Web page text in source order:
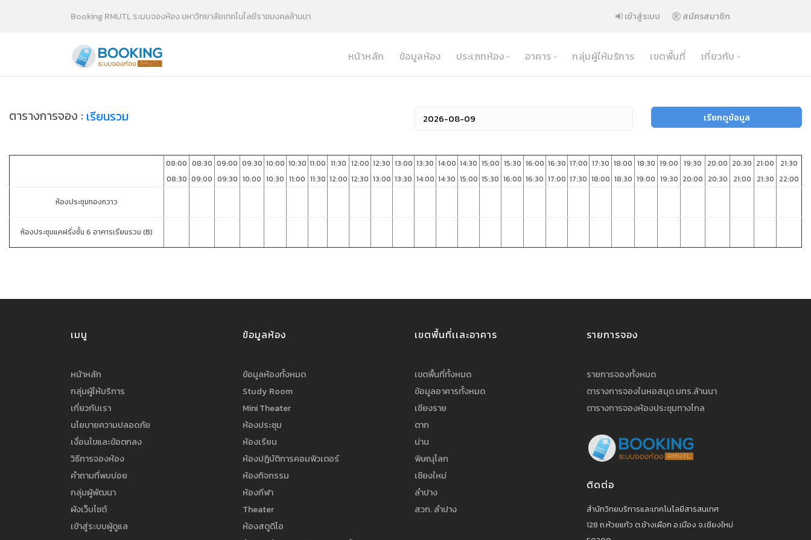
Booking RMUTL ระบบจองห้อง มหาวิทยาลัยเทคโนโลยีราชมงคลล้านนา เข้าสู่ระบบ สมัครสมาชิก
หน้าหลัก ข้อมูลห้อง ประเภทห้อง
Mini Theater
ห้องเรียน
ห้องปฎิบัติการคอมพิวเตอร์
ห้องกิจกรรม
ห้องสตูดิโอ
อาคาร
ตารางการจอง อาคารเฉลิมพระเกียรติฯ
ตารางการจอง อาคารเรียนรวม
ตารางการจอง อาคารบริหารธุรกิจ 1
กลุ่มผู้ให้บริการ เขตพื้นที่ เกี่ยวกับ
เงื่อนไขและข้อตกลง
คำถามที่พบบ่อย
ตารางการจอง : เรียนรวม เรียกดูข้อมูล
08:00
08:30
08:30
09:00
09:00
09:30
09:30
10:00
10:00
10:30
10:30
11:00
11:00
11:30
11:30
12:00
12:00
12:30
12:30
13:00
13:00
13:30
13:30
14:00
14:00
14:30
14:30
15:00
15:00
15:30
15:30
16:00
16:00
16:30
16:30
17:00
17:00
17:30
17:30
18:00
18:00
18:30
18:30
19:00
19:00
19:30
19:30
20:00
20:00
20:30
20:30
21:00
21:00
21:30
21:30
22:00
ห้องประชุมทองกวาว
ห้องประชุมแคฝรั่งชั้น 6 อาคารเรียนรวม (B)
เมนู
หน้าหลัก
กลุ่มผู้ให้บริการ
เกี่ยวกับเรา
นโยบายความปลอดภัย
เงื่อนไขและข้อตกลง
วิธีการจองห้อง
คำถามที่พบบ่อย
กลุ่มผู้พัฒนา
ผังเว็บไซต์
เข้าสู่ระบบผู้ดูแล
ข้อมูลห้อง
ข้อมูลห้องทั้งหมด
Study Room
Mini Theater
ห้องประชุม
ห้องเรียน
ห้องปฎิบัติการคอมพิวเตอร์
ห้องกิจกรรม
ห้องกีฬา
Theater
ห้องสตูดิโอ
เขตพื้นที่เเละอาคาร
เขตพื้นที่ทั้งหมด
ข้อมูลอาคารทั้งหมด
เชียงราย
ตาก
น่าน
พิษณุโลก
เชียงใหม่
ลำปาง
สวก. ลำปาง
รายการจอง
รายการจองทั้งหมด
ตารางการจองในหอสมุด มทร.ล้านนา
ตารางการจองห้องประชุมทางไกล
ติดต่อ
สำนักวิทยบริการและเทคโนโลยีสารสนเทศ
128 ถ.ห้วยแก้ว ต.ช้างเผือก อ.เมือง จ.เชียงใหม่